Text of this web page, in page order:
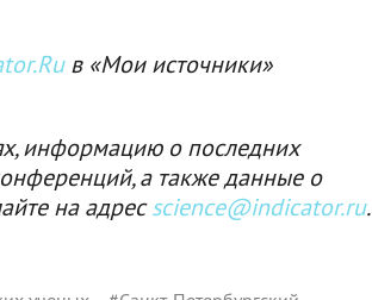
в «Мои источники»
информацию о последних
а также данные о
на адресscience@indicator.ru.